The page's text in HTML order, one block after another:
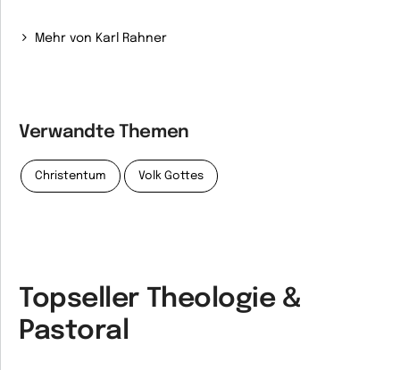
Mehr von Karl Rahner
Verwandte Themen
Christentum Volk Gottes
Topseller Theologie &
Pastoral